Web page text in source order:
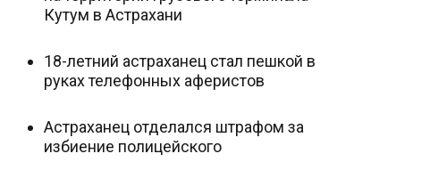
Кутум в Астрахани
18-летний астраханец стал пешкой в
руках телефонных аферистов
Астраханец отделался штрафом за
избиение полицейского